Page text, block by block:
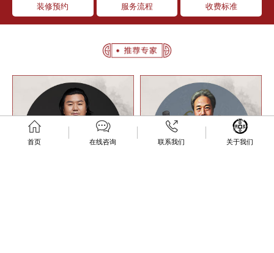
装修预约 服务流程 收费标准
首页 在线咨询 联系我们 关于我们